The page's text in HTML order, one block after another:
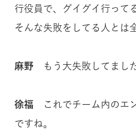
行役員で、グイグイ行って
そんな失敗をしてる人とは
麻野 もう大失敗してました
徐福 これでチーム内のエ
ですね。